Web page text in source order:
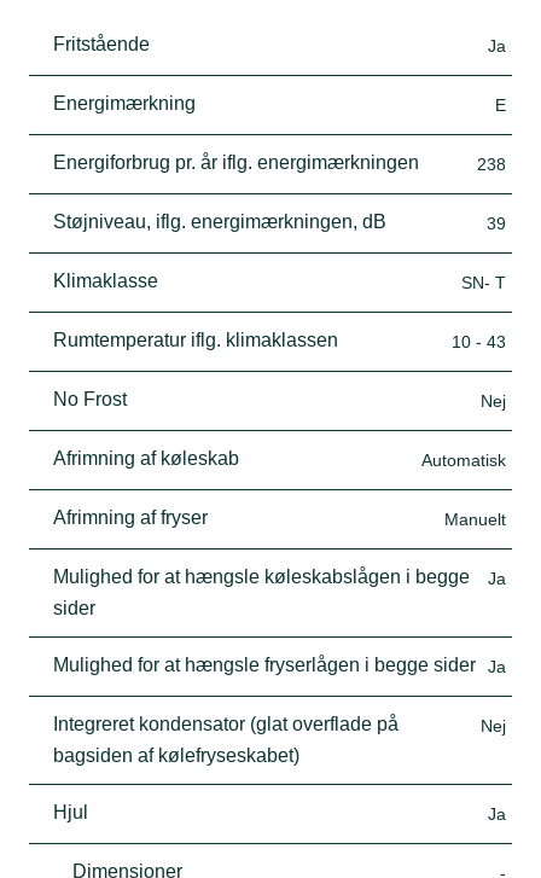
Fritstående Ja
Energimærkning E
Energiforbrug pr. år iflg. energimærkningen 238
Støjniveau, iflg. energimærkningen, dB 39
Klimaklasse SN- T
Rumtemperatur iflg. klimaklassen 10 - 43
No Frost Nej
Afrimning af køleskab Automatisk
Afrimning af fryser Manuelt
Mulighed for at hængsle køleskabslågen i begge
sider
Ja
Mulighed for at hængsle fryserlågen i begge sider Ja
Integreret kondensator (glat overflade på
bagsiden af kølefryseskabet)
Nej
Hjul Ja
Dimensioner -